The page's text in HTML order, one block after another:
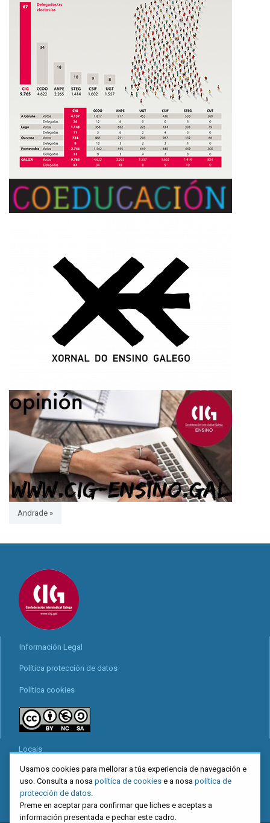
Andrade »
Información Legal
Política protección de datos
Política cookies
Locais
Mapa web
Redes sociais
Usamos cookies para mellorar a túa experiencia de navegación e
uso. Consulta a nosa política de cookies e a nosa política de
protección de datos
Preme en aceptar para confirmar que liches e aceptas a
información presentada e pechar este cadro.